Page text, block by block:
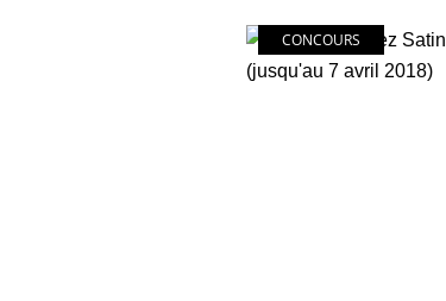
CONCOURS